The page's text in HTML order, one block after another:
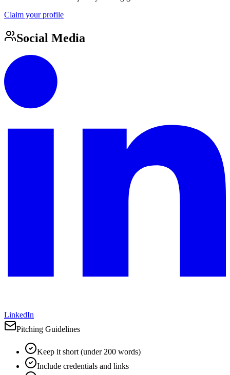
Claim your profile
Social Media
LinkedIn
Pitching Guidelines
Keep it short (under 200 words)
Include credentials and links